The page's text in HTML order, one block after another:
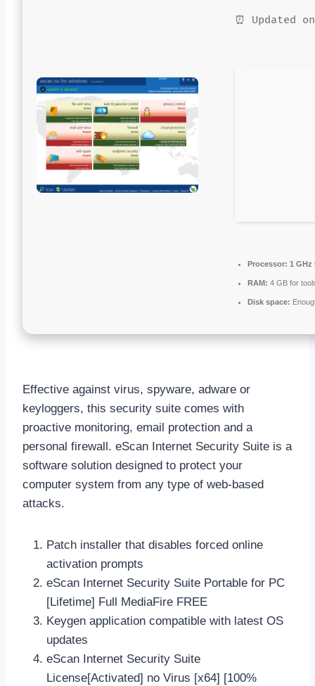
⏰ Updated
Processor: 1 GHz
RAM: 4 GB for
Disk space:
Effective against virus, spyware, adware or
keyloggers, this security suite comes with
proactive monitoring, email protection and a
personal firewall. eScan Internet Security Suite is a
software solution designed to protect your
computer system from any type of web-based
attacks.
Patch installer that disables forced online
activation prompts
eScan Internet Security Suite Portable for PC
[Lifetime] Full MediaFire FREE
Keygen application compatible with latest OS
updates
eScan Internet Security Suite
License[Activated] no Virus [x64] [100%